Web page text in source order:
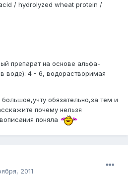
/ hydrolyzed wheat protein /
препарат на основе альфа-
воде): 4 - 6, водорастворимая
обязательно,за тем и
почему нельзя
поняла
2011